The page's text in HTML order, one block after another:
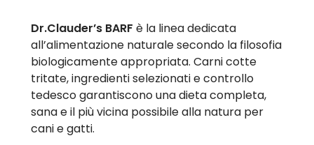
Dr.Clauder’s BARF è la linea dedicata
all’alimentazione naturale secondo la filosofia
biologicamente appropriata. Carni cotte
tritate, ingredienti selezionati e controllo
tedesco garantiscono una dieta completa,
sana e il più vicina possibile alla natura per
cani e gatti.